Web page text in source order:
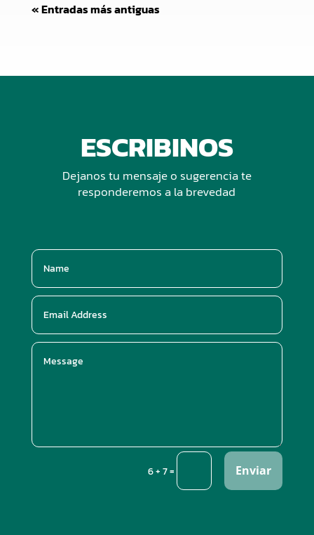
« Entradas más antiguas
ESCRIBINOS
Dejanos tu mensaje o sugerencia te
responderemos a la brevedad
6 + 7= Enviar